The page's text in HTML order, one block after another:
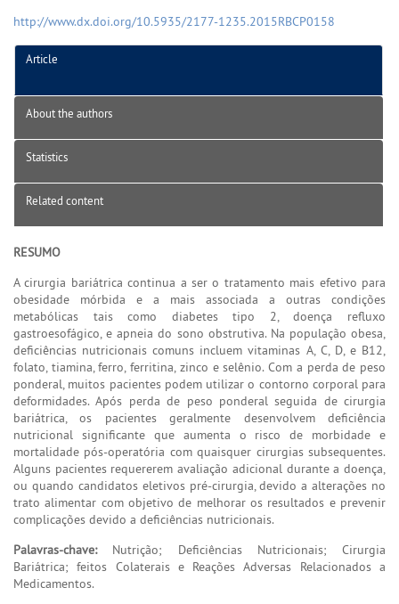
http://www.dx.doi.org/10.5935/2177-1235.2015RBCP0158
Article
About the authors
Statistics
Related content
RESUMO
A cirurgia bariátrica continua a ser o tratamento mais efetivo para
obesidade mórbida e a mais associada a outras condições
metabólicas tais como diabetes tipo 2, doença refluxo
gastroesofágico, e apneia do sono obstrutiva. Na população obesa,
deficiências nutricionais comuns incluem vitaminas A, C, D, e B12,
folato, tiamina, ferro, ferritina, zinco e selênio. Com a perda de peso
ponderal, muitos pacientes podem utilizar o contorno corporal para
deformidades. Após perda de peso ponderal seguida de cirurgia
bariátrica, os pacientes geralmente desenvolvem deficiência
nutricional significante que aumenta o risco de morbidade e
mortalidade pós-operatória com quaisquer cirurgias subsequentes.
Alguns pacientes requererem avaliação adicional durante a doença,
ou quando candidatos eletivos pré-cirurgia, devido a alterações no
trato alimentar com objetivo de melhorar os resultados e prevenir
complicações devido a deficiências nutricionais.
Palavras-chave:Nutrição; Deficiências Nutricionais; Cirurgia
Bariátrica; feitos Colaterais e Reações Adversas Relacionados a
Medicamentos.